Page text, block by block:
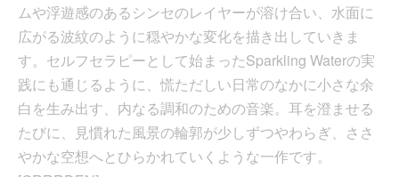
ムや浮遊感のあるシンセのレイヤーが溶け合い、水面に
広がる波紋のように穏やかな変化を描き出していきま
す。セルフセラピーとして始まったSparkling Waterの実
践にも通じるように、慌ただしい日常のなかに小さな余
白を生み出す、内なる調和のための音楽。耳を澄ませる
たびに、見慣れた風景の輪郭が少しずつやわらぎ、ささ
やかな空想へとひらかれていくような一作です。